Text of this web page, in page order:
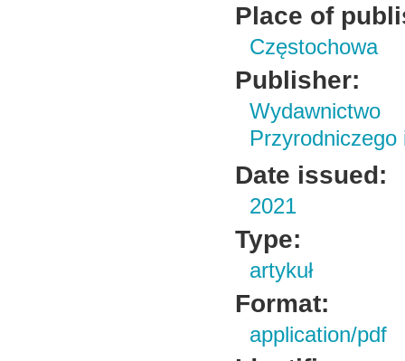
Place of
Częstochowa
Publisher:
Przyrodniczego
Date issued:
2021
Type:
artykuł
Format:
application/pdf